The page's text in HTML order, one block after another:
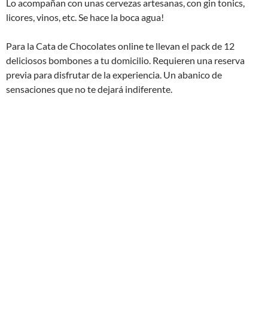
Lo acompañan con unas cervezas artesanas, con gin tonics,
licores, vinos, etc. Se hace la boca agua!
Para la Cata de Chocolates online te llevan el pack de 12
deliciosos bombones a tu domicilio. Requieren una reserva
previa para disfrutar de la experiencia. Un abanico de
sensaciones que no te dejará indiferente.